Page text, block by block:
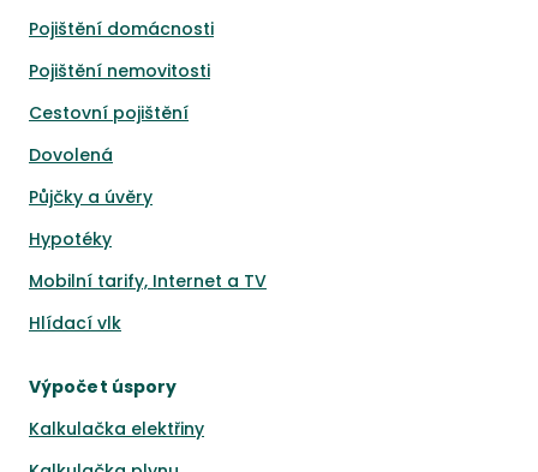
Pojištění domácnosti
Pojištění nemovitosti
Cestovní pojištění
Dovolená
Půjčky a úvěry
Hypotéky
Mobilní tarify, Internet a TV
Hlídací vlk
Výpočet úspory
Kalkulačka elektřiny